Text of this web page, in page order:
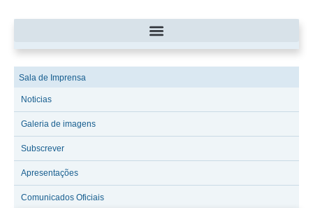
Sala de Imprensa
Noticias
Galeria de imagens
Subscrever
Apresentações
Comunicados Oficiais